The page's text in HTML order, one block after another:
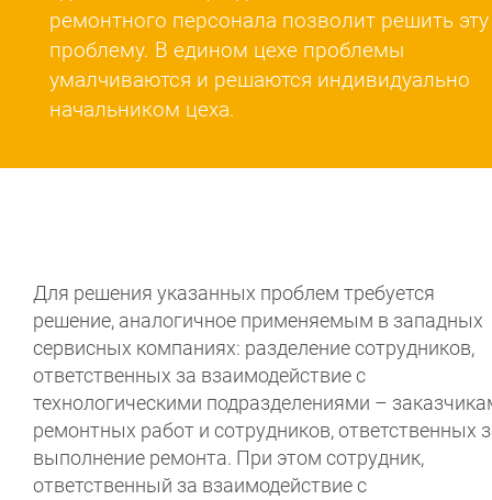
ремонтного персонала позволит решить эту
проблему. В едином цехе проблемы
умалчиваются и решаются индивидуально
начальником цеха.
Для решения указанных проблем требуется
решение, аналогичное применяемым в западных
сервисных компаниях: разделение сотрудников,
ответственных за взаимодействие с
технологическими подразделениями –
ремонтных работ и сотрудников, ответственных
выполнение ремонта. При этом сотрудник,
ответственный за взаимодействие с